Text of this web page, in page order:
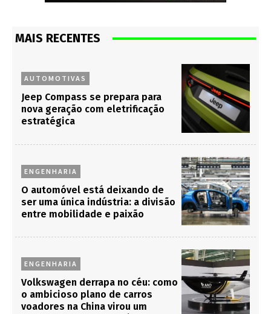
MAIS RECENTES
AUTOMOTIVAS
Jeep Compass se prepara para
nova geração com eletrificação
estratégica
ENGENHARIA
O automóvel está deixando de
ser uma única indústria: a divisão
entre mobilidade e paixão
ENGENHARIA
Volkswagen derrapa no céu: como
o ambicioso plano de carros
voadores na China virou um